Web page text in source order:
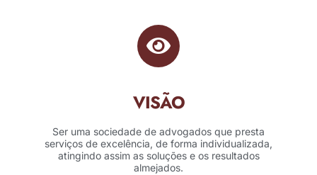
VISÃO
Ser uma sociedade de advogados que presta
serviços de excelência, de forma individualizada,
atingindo assim as soluções e os resultados
almejados.